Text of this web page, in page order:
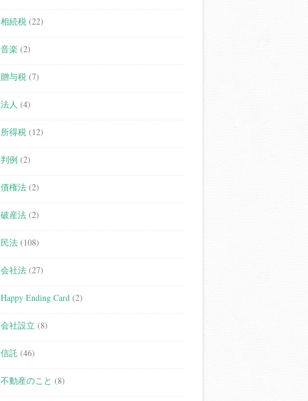
相続税 (22)
音楽 (2)
贈与税 (7)
法人 (4)
所得税 (12)
判例 (2)
債権法 (2)
破産法 (2)
民法 (108)
会社法 (27)
Happy Ending Card (2)
会社設立 (8)
信託 (46)
不動産のこと (8)